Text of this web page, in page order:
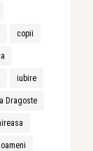
copii
iubire
Dragoste
oameni